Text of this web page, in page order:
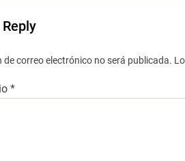
de correo electrónico no será publicada.
*